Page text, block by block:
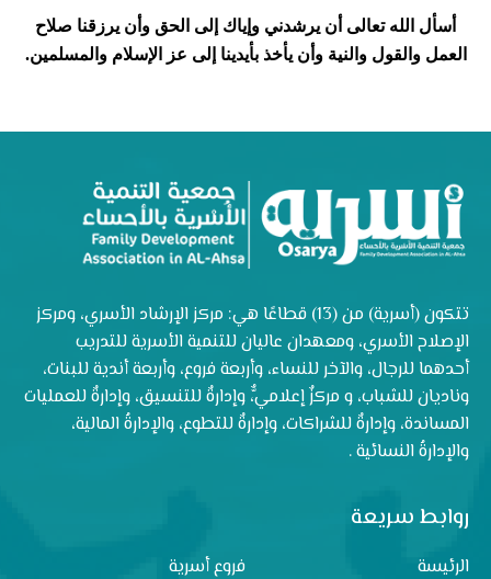
أسأل الله تعالى أن يرشدني وإياك إلى الحق وأن يرزقنا صلاح
العمل والقول والنية وأن يأخذ بأيدينا إلى عز الإسلام والمسلمين.
تتكون (أسرية) من (13) قطاعًا هي: مركز الإرشاد الأسري، ومركز
الإصلاح الأسري، ومعهدان عاليان للتنمية الأسرية للتدريب
أحدهما للرجال، والآخر للنساء، وأربعة فروع، وأربعة أندية للبنات،
وناديان للشباب، و مركزٌ إعلاميٌّ، وإدارةٌ للتنسيق، وإدارةٌ للعمليات
المساندة، وإدارةٌ للشراكات، وإدارةٌ للتطوع، والإدارةُ المالية،
والإدارةُ النسائية .
روابط سريعة
الرئيسة فروع أسرية